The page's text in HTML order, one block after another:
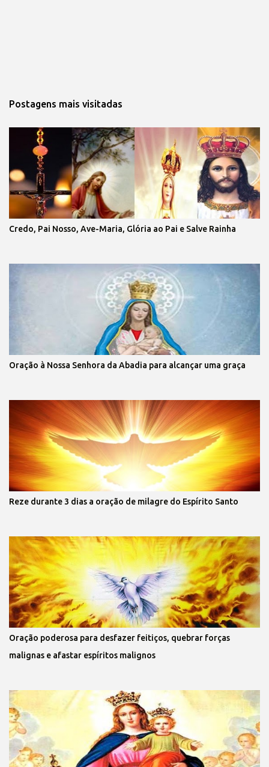
Postagens mais visitadas
Credo, Pai Nosso, Ave-Maria, Glória ao Pai e Salve Rainha
Oração à Nossa Senhora da Abadia para alcançar uma graça
Reze durante 3 dias a oração de milagre do Espírito Santo
Oração poderosa para desfazer feitiços, quebrar forças
malignas e afastar espíritos malignos